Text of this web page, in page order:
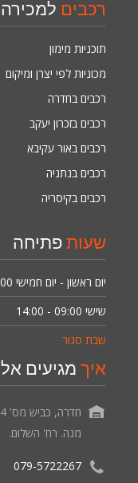
רכבים
תוכניות מימון
מכוניות לפי יצרן ומיקום
רכבים בחדרה
רכבים בזכרון יעקב
רכבים באור עקיבא
רכבים בנתניה
רכבים בקיסריה
שעות פתיחה
יום ראשון - יום חמישי
09:00 - 14:00 שישי
שבת סגור
איך מגיעים
מגה. רח' השלום.
079-5722267